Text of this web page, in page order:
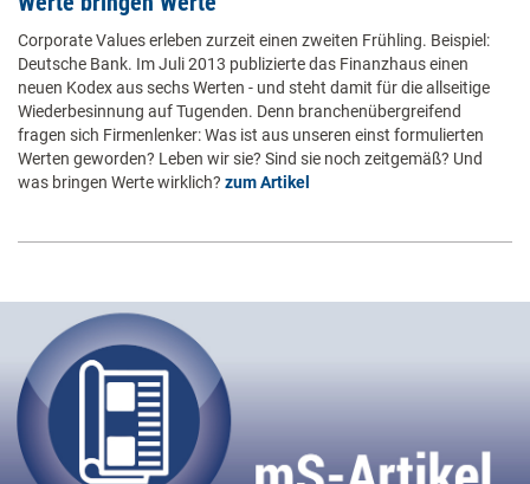
Corporate Values erleben zurzeit einen zweiten Frühling. Beispiel:
Deutsche Bank. Im Juli 2013 publizierte das Finanzhaus einen
neuen Kodex aus sechs Werten - und steht damit für die allseitige
Wiederbesinnung auf Tugenden. Denn branchenübergreifend
fragen sich Firmenlenker: Was ist aus unseren einst formulierten
Werten geworden? Leben wir sie? Sind sie noch zeitgemäß? Und
was bringen Werte wirklich? zum Artikel